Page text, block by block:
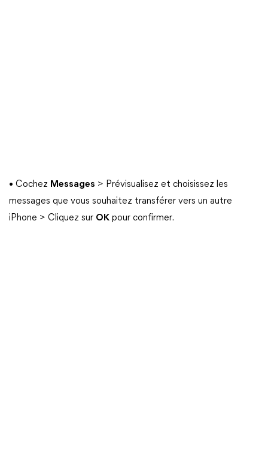
• Cochez Messages > Prévisualisez et choisissez les
messages que vous souhaitez transférer vers un autre
iPhone > Cliquez sur OK pour confirmer.